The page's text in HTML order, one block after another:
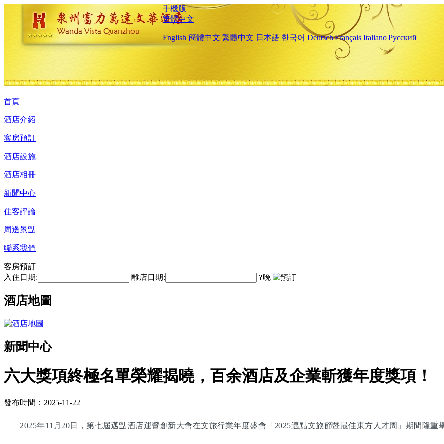
手機版
繁體中文
English 簡體中文 繁體中文 日本語 한국어 Deutsch Français Italiano Русский
首頁
酒店介紹
客房預訂
酒店設施
酒店相冊
新聞中心
住客評論
周邊景點
聯系我們
客房預訂
入住日期:
離店日期: ?晚
酒店地圖
新聞中心
六大獎項終極名單榮耀揭曉，百余酒店及企業斬獲年度獎項！
發布時間：2025-11-22
2025年11月20日，第七屆邁點酒店運營創新大會在文旅行業年度盛會「2025邁點文旅節暨最佳東方人才周」期間隆重